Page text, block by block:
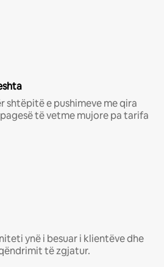
shtëpitë e pushimeve me qira
të vetme mujore pa tarifa
ynë i besuar i klientëve dhe
të zgjatur.